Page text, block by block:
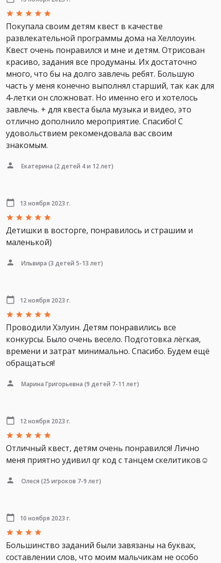
Покупала своим детям квест в качестве
развлекательной программы дома на Хеллоуин.
Квест очень понравился и мне и детям. Отрисован
красиво, задания все продуманы. Их достаточно
много, что бы на долго завлечь ребят. Большую
часть у меня конечно выполнял старший, так как для
4-летки он сложноват. Но именно его и хотелось
завлечь. + для квеста была музыка и видео, это
отлично дополнило мероприятие. Спасибо! С
удовольствием рекомендовала вас своим
знакомым.
Екатерина (2 детей 4 и 12 лет)
13 ноября 2023 г.
Детишки в восторге, понравилось и страшим и
маленькой)
Ильвира (3 детей 5-13 лет)
12 ноября 2023 г.
Проводили Хэлуин. Детям понравились все
конкурсы. Было очень весело. Подготовка лёгкая,
времени и затрат минимально. Спасибо. Будем ещё
обращаться!
Марина Григорьевна (9 детей 7-11 лет)
12 ноября 2023 г.
Отличный квест, детям очень понравился! Лично
меня приятно удивил qr код с танцем скелитиков☺️
Олеся (25 игроков 7-9 лет)
10 ноября 2023 г.
Большинство заданий были завязаны на буквах,
составлении слов, что моим мальчикам не особо